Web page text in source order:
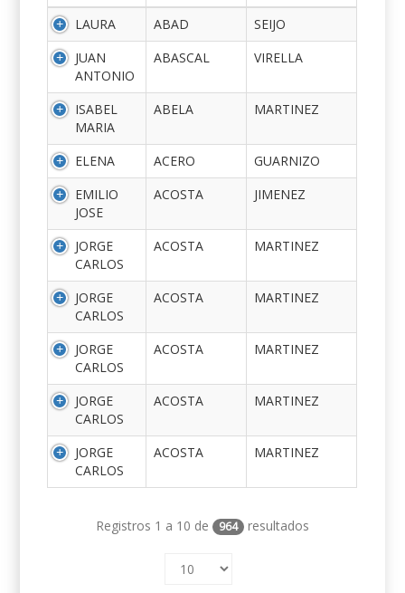
LAURA
ABAD
SEIJO
JUAN
ANTONIO
ABASCAL VIRELLA
ISABEL
MARIA
ABELA MARTINEZ
ELENA ACERO
GUARNIZO
EMILIO
JOSE
ACOSTA JIMENEZ
JORGE
CARLOS
ACOSTA MARTINEZ
JORGE
CARLOS
ACOSTA MARTINEZ
JORGE
CARLOS
ACOSTA MARTINEZ
JORGE
CARLOS
ACOSTA MARTINEZ
JORGE
CARLOS
ACOSTA MARTINEZ
Registros 1 a 10 de 964 resultados